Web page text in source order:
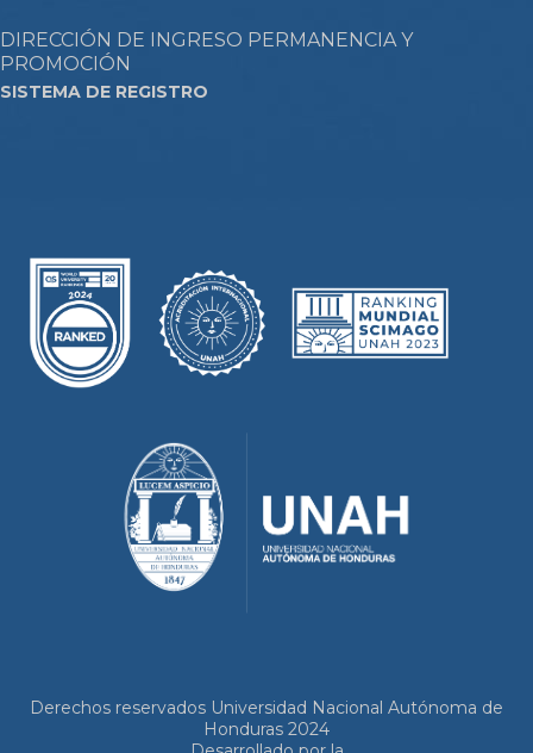
DIRECCIÓN DE INGRESO PERMANENCIA Y
PROMOCIÓN
SISTEMA DE REGISTRO
Derechos reservados Universidad Nacional Autónoma de
Honduras 2024